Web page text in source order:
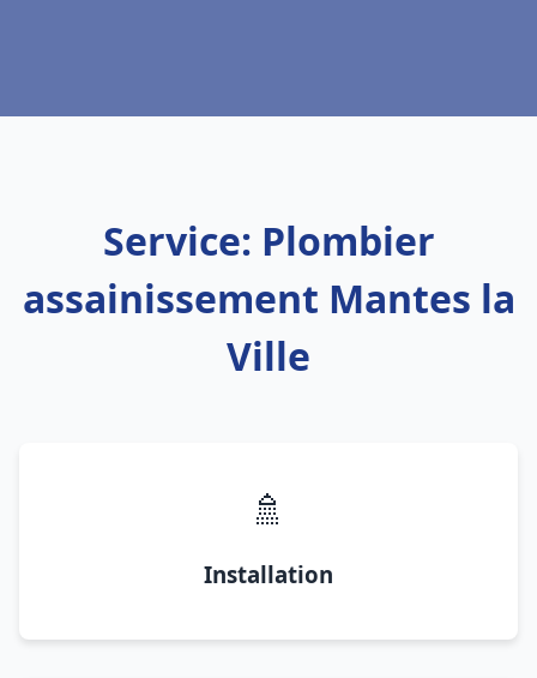
Service: Plombier
assainissement Mantes la
Ville
🚿
Installation